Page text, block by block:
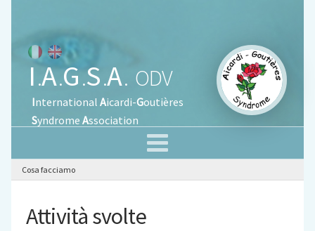
I.A.G.S.A. ODV
International Aicardi-Goutières
Syndrome Association
Cosa facciamo
Attività svolte